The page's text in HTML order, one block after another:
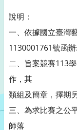
說明：
一、依據國立臺灣
1130001761號函辦
二、旨案競賽113
作，其
類組及簡章，擇期
三、為求比賽之公
師落